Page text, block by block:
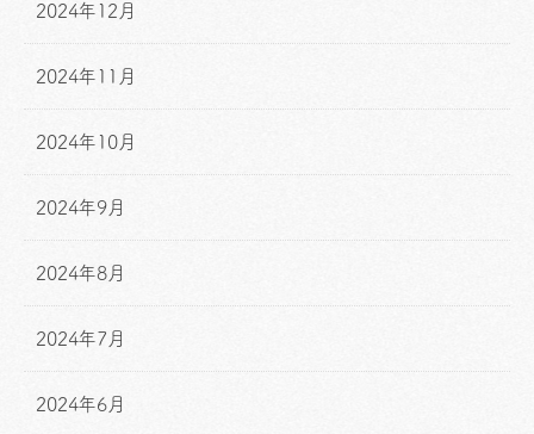
2024年12月
2024年11月
2024年10月
2024年9月
2024年8月
2024年7月
2024年6月